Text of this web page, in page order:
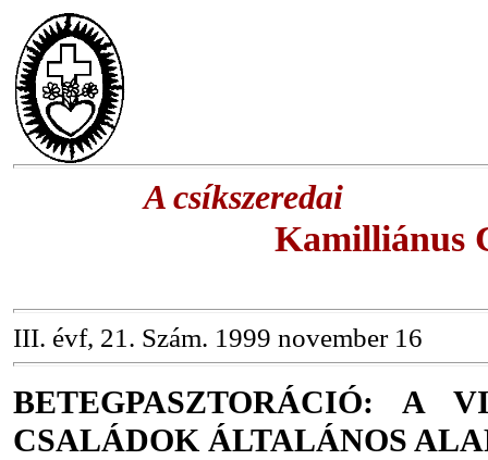
A csíkszeredai
Kamilliánus
III. évf, 21. Szám. 1999 november 16
BETEGPASZTORÁCIÓ: A
CSALÁDOK ÁLTALÁNOS